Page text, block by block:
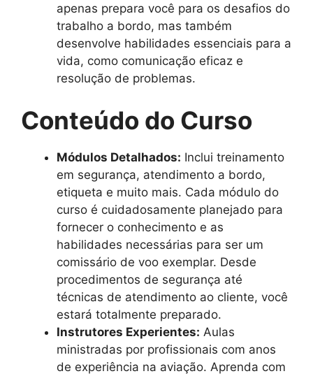
apenas prepara você para os desafios do
trabalho a bordo, mas também
desenvolve habilidades essenciais para a
vida, como comunicação eficaz e
resolução de problemas.
Conteúdo do Curso
Módulos Detalhados: Inclui treinamento
em segurança, atendimento a bordo,
etiqueta e muito mais. Cada módulo do
curso é cuidadosamente planejado para
fornecer o conhecimento e as
habilidades necessárias para ser um
comissário de voo exemplar. Desde
procedimentos de segurança até
técnicas de atendimento ao cliente, você
estará totalmente preparado.
Instrutores Experientes: Aulas
ministradas por profissionais com anos
de experiência na aviação. Aprenda com